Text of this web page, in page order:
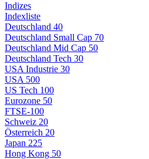
Indizes
Indexliste
Deutschland 40
Deutschland Small Cap 70
Deutschland Mid Cap 50
Deutschland Tech 30
USA Industrie 30
USA 500
US Tech 100
Eurozone 50
FTSE-100
Schweiz 20
Österreich 20
Japan 225
Hong Kong 50